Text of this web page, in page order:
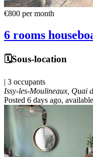
€800 per month
6 rooms
🗓️Sous-location
| 3 occupants
Issy-les-Moulineaux, Quai
Posted 6 days ago, available